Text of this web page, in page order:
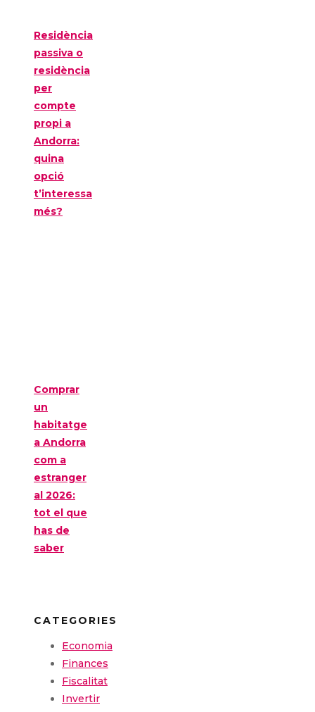
Residència
passiva o
residència
per
compte
propi a
Andorra:
quina
opció
t’interessa
més?
Comprar
un
habitatge
a Andorra
com a
estranger
al 2026:
tot el que
has de
saber
CATEGORIES
Economia
Finances
Fiscalitat
Invertir